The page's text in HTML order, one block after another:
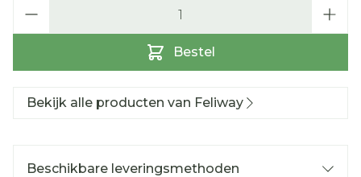
Bestel
Bekijk alle producten van Feliway
Beschikbare leveringsmethoden